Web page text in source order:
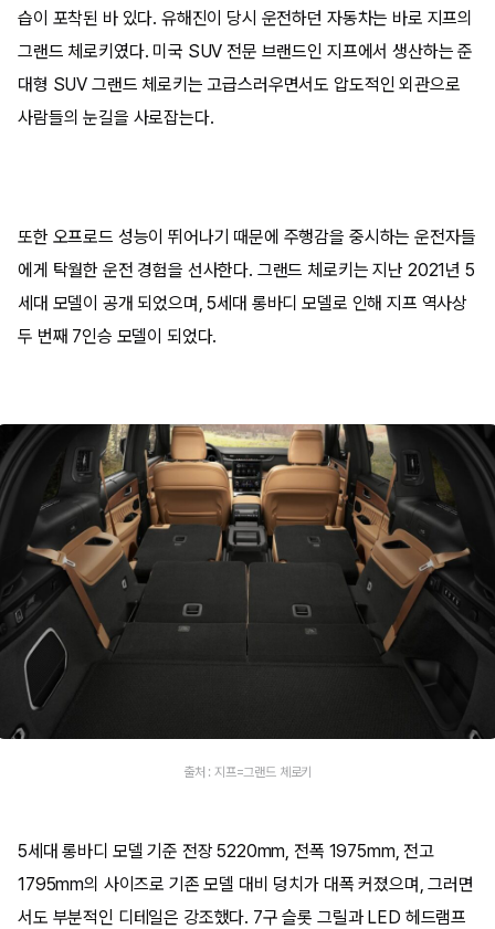
습이 포착된 바 있다. 유해진이 당시 운전하던 자동차는 바로 지프의
그랜드 체로키였다. 미국 SUV 전문 브랜드인 지프에서 생산하는 준
대형 SUV 그랜드 체로키는 고급스러우면서도 압도적인 외관으로
사람들의 눈길을 사로잡는다.
또한 오프로드 성능이 뛰어나기 때문에 주행감을 중시하는 운전자들
에게 탁월한 운전 경험을 선사한다. 그랜드 체로키는 지난 2021년 5
세대 모델이 공개 되었으며, 5세대 롱바디 모델로 인해 지프 역사상
두 번째 7인승 모델이 되었다.
출처 : 지프=그랜드 체로키
5세대 롱바디 모델 기준 전장 5220mm, 전폭 1975mm, 전고
1795mm의 사이즈로 기존 모델 대비 덩치가 대폭 커졌으며, 그러면
서도 부분적인 디테일은 강조했다. 7구 슬롯 그릴과 LED 헤드램프